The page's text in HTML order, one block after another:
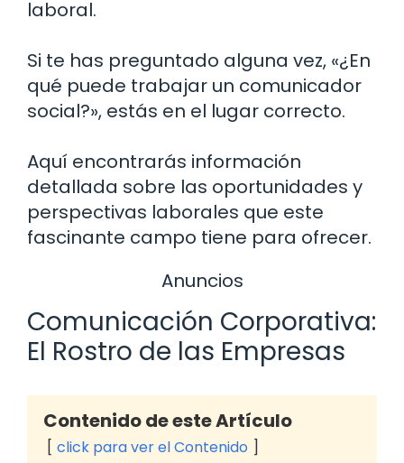
laboral.
Si te has preguntado alguna vez, «¿En
qué puede trabajar un comunicador
social?», estás en el lugar correcto.
Aquí encontrarás información
detallada sobre las oportunidades y
perspectivas laborales que este
fascinante campo tiene para ofrecer.
Anuncios
Comunicación Corporativa:
El Rostro de las Empresas
Contenido de este Artículo
click para ver el Contenido